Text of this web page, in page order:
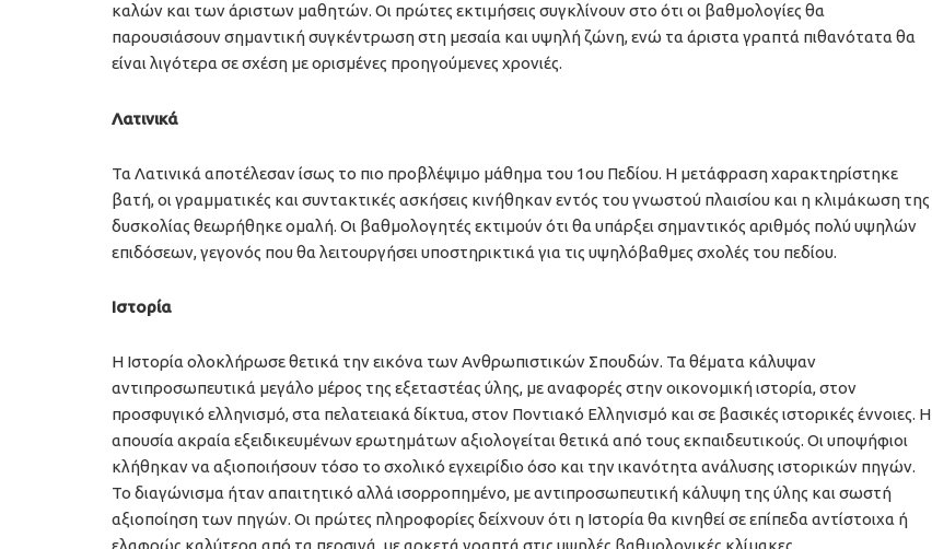
καλών και των άριστων μαθητών. Οι πρώτες εκτιμήσεις συγκλίνουν στο ότι οι βαθμολογίες θα
παρουσιάσουν σημαντική συγκέντρωση στη μεσαία και υψηλή ζώνη, ενώ τα άριστα γραπτά πιθανότατα θα
είναι λιγότερα σε σχέση με ορισμένες προηγούμενες χρονιές.
Λατινικά
Τα Λατινικά αποτέλεσαν ίσως το πιο προβλέψιμο μάθημα του 1ου Πεδίου. Η μετάφραση χαρακτηρίστηκε
βατή, οι γραμματικές και συντακτικές ασκήσεις κινήθηκαν εντός του γνωστού πλαισίου και η κλιμάκωση της
δυσκολίας θεωρήθηκε ομαλή. Οι βαθμολογητές εκτιμούν ότι θα υπάρξει σημαντικός αριθμός πολύ υψηλών
επιδόσεων, γεγονός που θα λειτουργήσει υποστηρικτικά για τις υψηλόβαθμες σχολές του πεδίου.
Ιστορία
Η Ιστορία ολοκλήρωσε θετικά την εικόνα των Ανθρωπιστικών Σπουδών. Τα θέματα κάλυψαν
αντιπροσωπευτικά μεγάλο μέρος της εξεταστέας ύλης, με αναφορές στην οικονομική ιστορία, στον
προσφυγικό ελληνισμό, στα πελατειακά δίκτυα, στον Ποντιακό Ελληνισμό και σε βασικές ιστορικές έννοιες. Η
απουσία ακραία εξειδικευμένων ερωτημάτων αξιολογείται θετικά από τους εκπαιδευτικούς. Οι υποψήφιοι
κλήθηκαν να αξιοποιήσουν τόσο το σχολικό εγχειρίδιο όσο και την ικανότητα ανάλυσης ιστορικών πηγών.
Το διαγώνισμα ήταν απαιτητικό αλλά ισορροπημένο, με αντιπροσωπευτική κάλυψη της ύλης και σωστή
αξιοποίηση των πηγών. Οι πρώτες πληροφορίες δείχνουν ότι η Ιστορία θα κινηθεί σε επίπεδα αντίστοιχα ή